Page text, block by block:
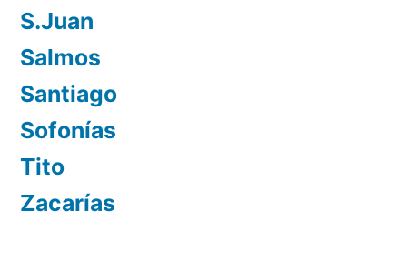
S.Juan
Salmos
Santiago
Sofonías
Tito
Zacarías